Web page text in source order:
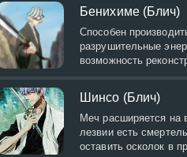
Бенихиме (Блич)
Способен
разрушительные
возможность
Шинсо (Блич)
Меч расширяется на
лезвии есть
оставить осколок в